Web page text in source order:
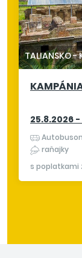
TALIANSKO-
25.8.2026 -
raňajky
s poplatkami